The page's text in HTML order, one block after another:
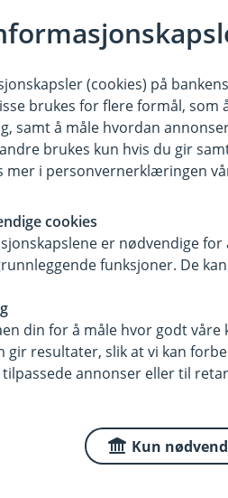
møter ham på. De er på
har en god tone seg i
spørsmål - noe som
blitt mer bevisst på
det som betyr mest for
først. I dag trekkes
og han opplever at det
ikke trengte. Nå har
og ser at
selv på at sparing handler
morgen.
(cookies) på
brukes for flere formål,
samt å måle hvordan
brukes kun hvis du gir
mer i personvernerklæringen
cookies
er nødvendige
funksjoner. De
din for å måle hvor godt
gir resultater, slik at vi kan
annonser eller til
Kun